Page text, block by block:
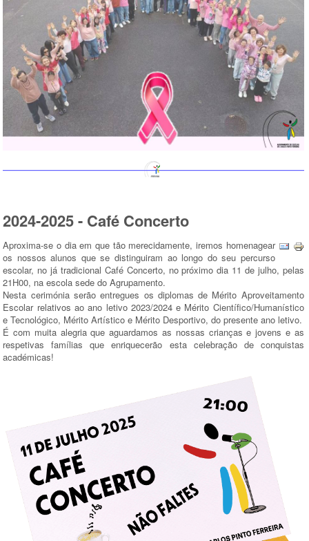
2024-2025 - Café Concerto
Aproxima-se o dia em que tão merecidamente, iremos homenagear
os nossos alunos que se distinguiram ao longo do seu percurso
escolar, no já tradicional Café Concerto, no próximo dia 11 de julho, pelas
21H00, na escola sede do Agrupamento.
Nesta cerimónia serão entregues os diplomas de Mérito Aproveitamento
Escolar relativos ao ano letivo 2023/2024 e Mérito Científico/Humanístico
e Tecnológico, Mérito Artístico e Mérito Desportivo, do presente ano letivo.
É com muita alegria que aguardamos as nossas crianças e jovens e as
respetivas famílias que enriquecerão esta celebração de conquistas
académicas!